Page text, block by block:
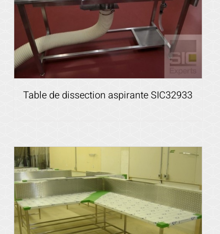
Voir les détails
Table de dissection aspirante SIC32933